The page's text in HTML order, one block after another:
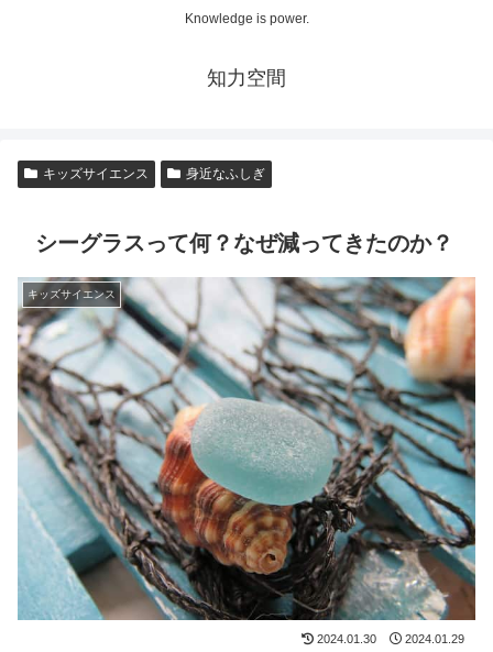
Knowledge is power.
知力空間
キッズサイエンス 身近なふしぎ
シーグラスって何？なぜ減ってきたのか？
キッズサイエンス
2024.01.30 2024.01.29